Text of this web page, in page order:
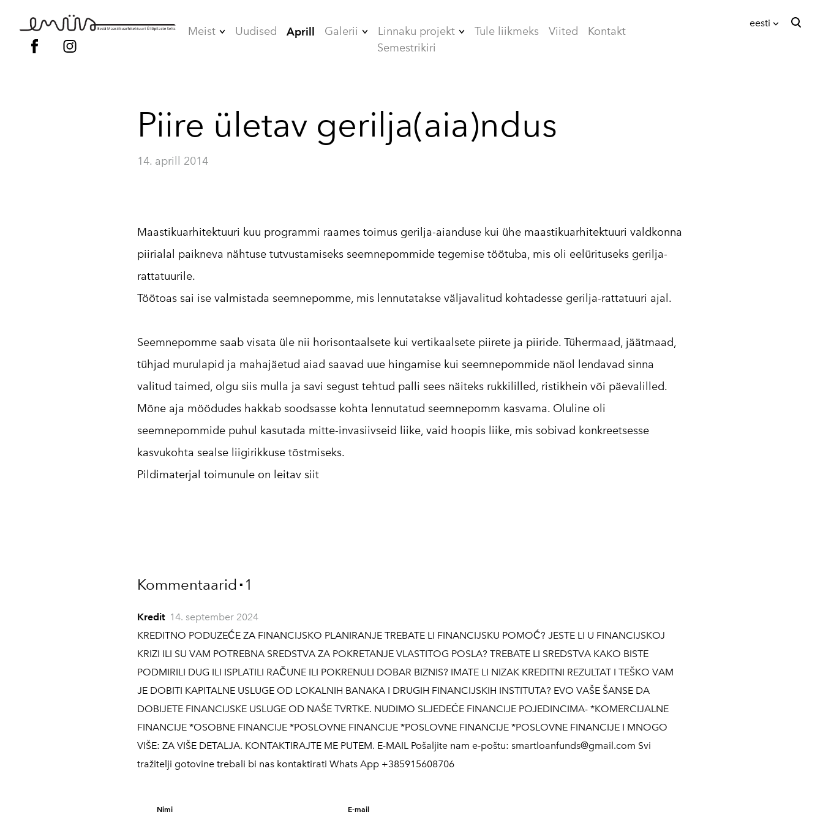
Meist
Vilistlased
Põhikiri
Kodukord
Uudised Aprill Galerii
2009
2014
2018
2019
2020
2021
2022
2023
Linnaku projekt
ZOOMEEDIKUM
EHITAMINE
Tule liikmeks Viited
Kontakt
Semestrikiri
eesti
Piire ületav gerilja(aia)ndus
14. aprill 2014
Maastikuarhitektuuri kuu programmi raames toimus gerilja-aianduse kui ühe maastikuarhitektuuri valdkonna
piirialal paikneva nähtuse tutvustamiseks seemnepommide tegemise töötuba, mis oli eelürituseks gerilja-
rattatuurile.
Töötoas sai ise valmistada seemnepomme, mis lennutatakse väljavalitud kohtadesse gerilja-rattatuuri ajal.
Seemnepomme saab visata üle nii horisontaalsete kui vertikaalsete piirete ja piiride. Tühermaad, jäätmaad,
tühjad murulapid ja mahajäetud aiad saavad uue hingamise kui seemnepommide näol lendavad sinna
valitud taimed, olgu siis mulla ja savi segust tehtud palli sees näiteks rukkililled, ristikhein või päevalilled.
Mõne aja möödudes hakkab soodsasse kohta lennutatud seemnepomm kasvama. Oluline oli
seemnepommide puhul kasutada mitte-invasiivseid liike, vaid hoopis liike, mis sobivad konkreetsesse
kasvukohta sealse liigirikkuse tõstmiseks.
Pildimaterjal toimunule on leitav siit
Kommentaarid ▪ 1
Kredit 14. september 2024
KREDITNO PODUZEĆE ZA FINANCIJSKO PLANIRANJE TREBATE LI FINANCIJSKU POMOĆ? JESTE LI U FINANCIJSKOJ
KRIZI ILI SU VAM POTREBNA SREDSTVA ZA POKRETANJE VLASTITOG POSLA? TREBATE LI SREDSTVA KAKO BISTE
PODMIRILI DUG ILI ISPLATILI RAČUNE ILI POKRENULI DOBAR BIZNIS? IMATE LI NIZAK KREDITNI REZULTAT I TEŠKO VAM
JE DOBITI KAPITALNE USLUGE OD LOKALNIH BANAKA I DRUGIH FINANCIJSKIH INSTITUTA? EVO VAŠE ŠANSE DA
DOBIJETE FINANCIJSKE USLUGE OD NAŠE TVRTKE. NUDIMO SLJEDEĆE FINANCIJE POJEDINCIMA- *KOMERCIJALNE
FINANCIJE *OSOBNE FINANCIJE *POSLOVNE FINANCIJE *POSLOVNE FINANCIJE *POSLOVNE FINANCIJE I MNOGO
VIŠE: ZA VIŠE DETALJA. KONTAKTIRAJTE ME PUTEM. E-MAIL Pošaljite nam e-poštu: smartloanfunds@gmail.com Svi
tražitelji gotovine trebali bi nas kontaktirati Whats App +385915608706
Nimi E-mail